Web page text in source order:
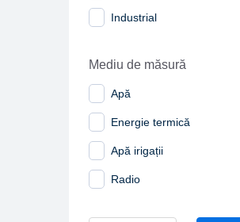
Industrial
Mediu de măsură
Apă
Energie termică
Apă irigații
Radio